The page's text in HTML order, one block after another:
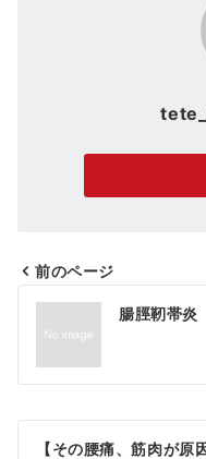
投
ナ
ビ
前のページ
腸脛靭帯炎
【その腰痛、筋肉が原